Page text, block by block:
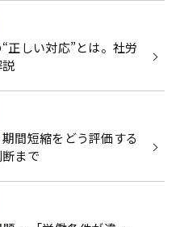
正しい対応”とは。社労
間短縮をどう評価する
まで